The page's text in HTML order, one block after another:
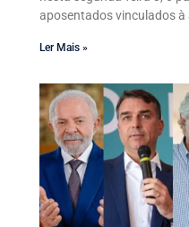
aposentados vinculados à
Ler Mais »